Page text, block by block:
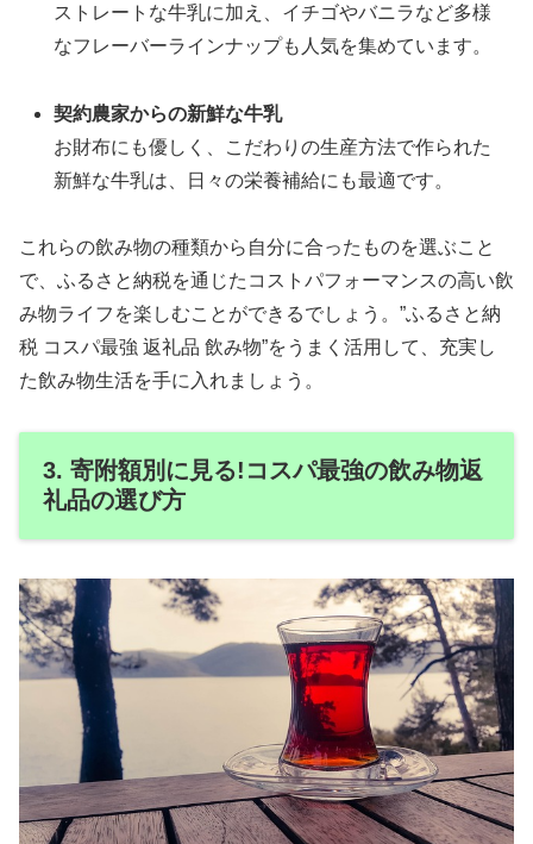
ストレートな牛乳に加え、イチゴやバニラなど多様
なフレーバーラインナップも人気を集めています。
契約農家からの新鮮な牛乳
お財布にも優しく、こだわりの生産方法で作られた
新鮮な牛乳は、日々の栄養補給にも最適です。
これらの飲み物の種類から自分に合ったものを選ぶこと
で、ふるさと納税を通じたコストパフォーマンスの高い飲
み物ライフを楽しむことができるでしょう。”ふるさと納
税 コスパ最強 返礼品 飲み物”をうまく活用して、充実し
た飲み物生活を手に入れましょう。
3. 寄附額別に見る!コスパ最強の飲み物返
礼品の選び方